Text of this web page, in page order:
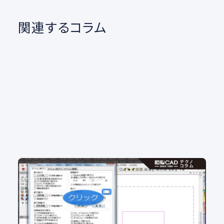
関連するコラム
No.102 図面の背景色 白派？黒派？ 背景色をカ
ンタン変更
2D CAD